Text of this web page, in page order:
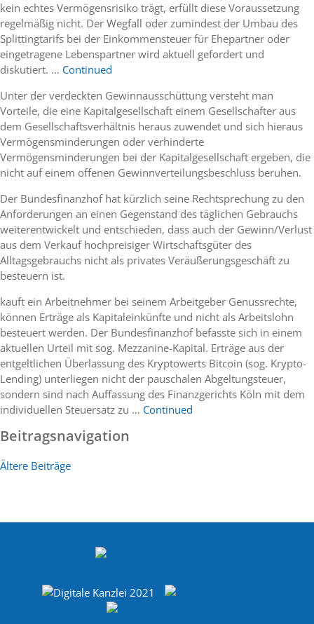
kein echtes Vermögensrisiko trägt, erfüllt diese Voraussetzung
regelmäßig nicht. Der Wegfall oder zumindest der Umbau des
Splittingtarifs bei der Einkommensteuer für Ehepartner oder
eingetragene Lebenspartner wird aktuell gefordert und
diskutiert. … Continued
Unter der verdeckten Gewinnausschüttung versteht man
Vorteile, die eine Kapitalgesellschaft einem Gesellschafter aus
dem Gesellschaftsverhältnis heraus zuwendet und sich hieraus
Vermögensminderungen oder verhinderte
Vermögensminderungen bei der Kapitalgesellschaft ergeben, die
nicht auf einem offenen Gewinnverteilungsbeschluss beruhen.
Der Bundesfinanzhof hat kürzlich seine Rechtsprechung zu den
Anforderungen an einen Gegenstand des täglichen Gebrauchs
weiterentwickelt und entschieden, dass auch der Gewinn/Verlust
aus dem Verkauf hochpreisiger Wirtschaftsgüter des
Alltagsgebrauchs nicht als privates Veräußerungsgeschäft zu
besteuern ist.
kauft ein Arbeitnehmer bei seinem Arbeitgeber Genussrechte,
können Erträge als Kapitaleinkünfte und nicht als Arbeitslohn
besteuert werden. Der Bundesfinanzhof befasste sich in einem
aktuellen Urteil mit sog. Mezzanine-Kapital. Erträge aus der
entgeltlichen Überlassung des Kryptowerts Bitcoin (sog. Krypto-
Lending) unterliegen nicht der pauschalen Abgeltungsteuer,
sondern sind nach Auffassung des Finanzgerichts Köln mit dem
individuellen Steuersatz zu … Continued
Beitragsnavigation
Ältere Beiträge